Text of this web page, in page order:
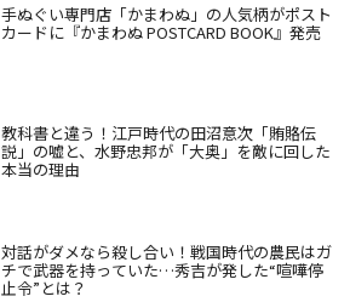
手ぬぐい専門店「かまわぬ」の人気柄がポスト
カードに『かまわぬ POSTCARD BOOK』発売
教科書と違う！江戸時代の田沼意次「賄賂伝
説」の嘘と、水野忠邦が「大奥」を敵に回した
本当の理由
対話がダメなら殺し合い！戦国時代の農民はガ
チで武器を持っていた…秀吉が発した“喧嘩停
止令”とは？